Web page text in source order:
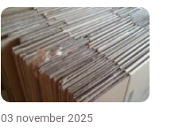
03 november 2025